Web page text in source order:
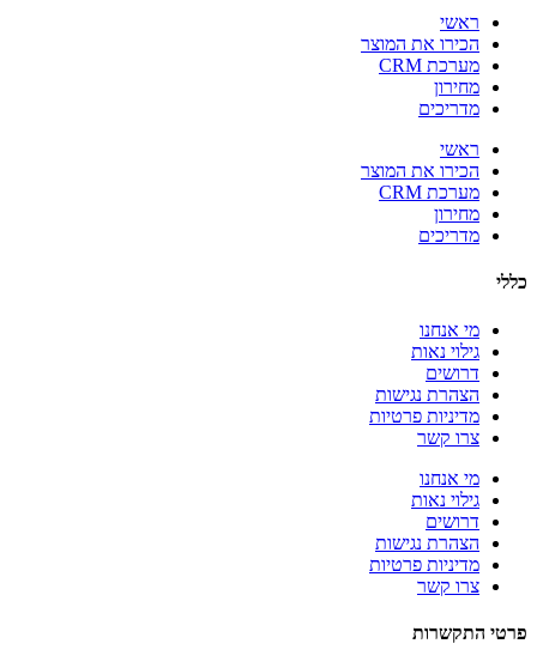
ראשי
הכירו את המוצר
מערכת CRM
מחירון
מדריכים
ראשי
הכירו את המוצר
מערכת CRM
מחירון
מדריכים
כללי
מי אנחנו
גילוי נאות
דרושים
הצהרת נגישות
מדיניות פרטיות
צרו קשר
מי אנחנו
גילוי נאות
דרושים
הצהרת נגישות
מדיניות פרטיות
צרו קשר
פרטי התקשרות